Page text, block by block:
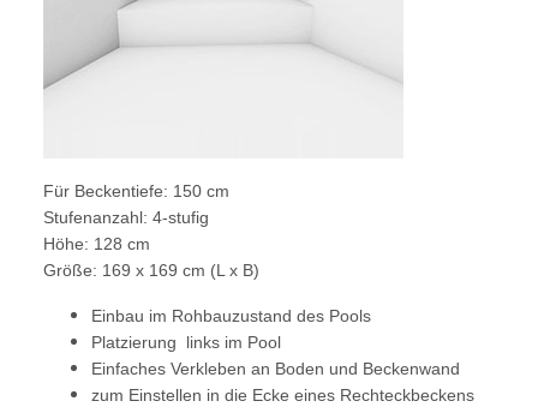
Für Beckentiefe: 150 cm
Stufenanzahl: 4-stufig
Höhe: 128 cm
Größe: 169 x 169 cm (L x B)
Einbau im Rohbauzustand des Pools
Platzierung links im Pool
Einfaches Verkleben an Boden und Beckenwand
zum Einstellen in die Ecke eines Rechteckbeckens